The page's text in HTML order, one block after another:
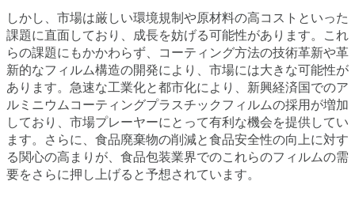
しかし、市場は厳しい環境規制や原材料の高コストといった
課題に直面しており、成長を妨げる可能性があります。これ
らの課題にもかかわらず、コーティング方法の技術革新や革
新的なフィルム構造の開発により、市場には大きな可能性が
あります。急速な工業化と都市化により、新興経済国でのア
ルミニウムコーティングプラスチックフィルムの採用が増加
しており、市場プレーヤーにとって有利な機会を提供してい
ます。さらに、食品廃棄物の削減と食品安全性の向上に対す
る関心の高まりが、食品包装業界でのこれらのフィルムの需
要をさらに押し上げると予想されています。